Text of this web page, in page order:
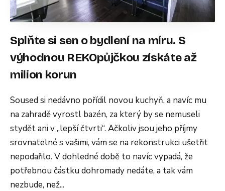
Splňte si sen o bydlení na míru. S
výhodnou REKOpůjčkou získáte až
milion korun
Soused si nedávno pořídil novou kuchyň, a navíc mu
na zahradě vyrostl bazén, za který by se nemuseli
stydět ani v „lepší čtvrti“. Ačkoliv jsou jeho příjmy
srovnatelné s vašimi, vám se na rekonstrukci ušetřit
nepodařilo. V dohledné době to navíc vypadá, že
potřebnou částku dohromady nedáte, a tak vám
nezbude, než...